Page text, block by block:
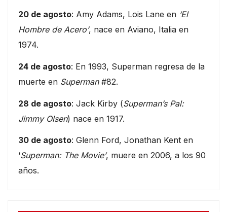
20 de agosto: Amy Adams, Lois Lane en ‘El
Hombre de Acero’, nace en Aviano, Italia en
1974.
24 de agosto: En 1993, Superman regresa de la
muerte en Superman#82.
28 de agosto: Jack Kirby (Superman’s Pal:
Jimmy Olsen) nace en 1917.
30 de agosto: Glenn Ford, Jonathan Kent en
‘Superman: The Movie’, muere en 2006, a los 90
años.